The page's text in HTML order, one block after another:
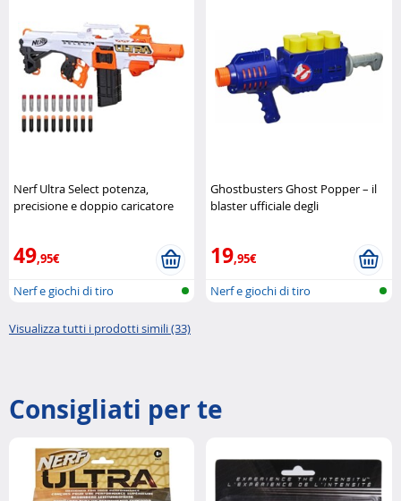
Nerf Ultra Select potenza,
precisione e doppio caricatore
49,95€
Nerf e giochi di tiro
Ghostbusters Ghost Popper – il
blaster ufficiale degli
19,95€
Nerf e giochi di tiro
Visualizza tutti i prodotti simili (33)
Consigliati per te